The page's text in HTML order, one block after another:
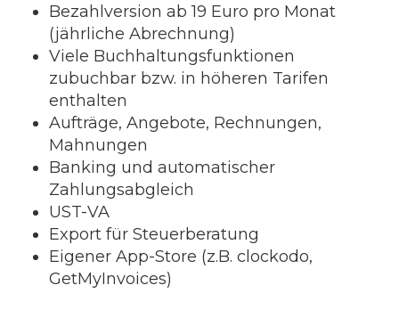
Bezahlversion ab 19 Euro pro Monat
(jährliche Abrechnung)
Viele Buchhaltungsfunktionen
zubuchbar bzw. in höheren Tarifen
enthalten
Aufträge, Angebote, Rechnungen,
Mahnungen
Banking und automatischer
Zahlungsabgleich
UST-VA
Export für Steuerberatung
Eigener App-Store (z.B. clockodo,
GetMyInvoices)